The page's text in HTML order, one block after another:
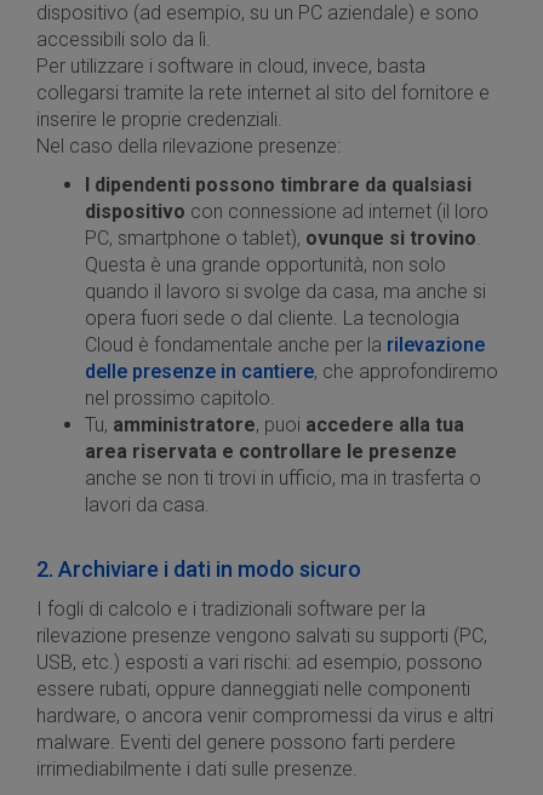
dispositivo (ad esempio, su un PC aziendale) e sono
accessibili solo da lì.
Per utilizzare i software in cloud, invece, basta
collegarsi tramite la rete internet al sito del fornitore e
inserire le proprie credenziali.
Nel caso della rilevazione presenze:
I dipendenti possono timbrare da qualsiasi
dispositivo con connessione ad internet (il loro
PC, smartphone o tablet), ovunque si trovino.
Questa è una grande opportunità, non solo
quando il lavoro si svolge da casa, ma anche si
opera fuori sede o dal cliente. La tecnologia
Cloud è fondamentale anche per la rilevazione
delle presenze in cantiere, che approfondiremo
nel prossimo capitolo.
Tu, amministratore, puoi accedere alla tua
area riservata e controllare le presenze
anche se non ti trovi in ufficio, ma in trasferta o
lavori da casa.
2. Archiviare i dati in modo sicuro
I fogli di calcolo e i tradizionali software per la
rilevazione presenze vengono salvati su supporti (PC,
USB, etc.) esposti a vari rischi: ad esempio, possono
essere rubati, oppure danneggiati nelle componenti
hardware, o ancora venir compromessi da virus e altri
malware. Eventi del genere possono farti perdere
irrimediabilmente i dati sulle presenze.